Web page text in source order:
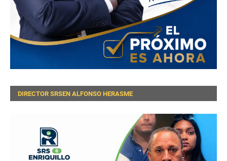
DIRECTOR SRSEN ALFONSO HERASME